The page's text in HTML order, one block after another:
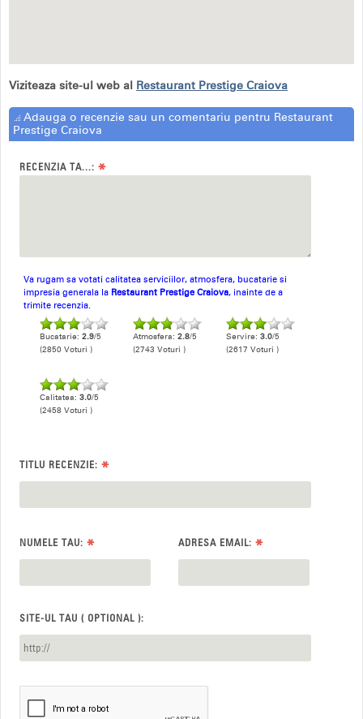
Viziteaza site-ul web al Restaurant Prestige Craiova
Adauga o recenzie sau un comentariu pentru Restaurant
Prestige Craiova
RECENZIA TA...: *
Va rugam sa votati calitatea serviciilor, atmosfera, bucatarie si
impresia generala la Restaurant Prestige Craiova, inainte de a
trimite recenzia.
Bucatarie: 2.9/5
(2850 Voturi )
Atmosfera: 2.8/5
(2743 Voturi )
Servire: 3.0/5
(2617 Voturi )
Calitatea: 3.0/5
(2458 Voturi )
TITLU RECENZIE: *
NUMELE TAU: * ADRESA EMAIL: *
SITE-UL TAU ( OPTIONAL ):